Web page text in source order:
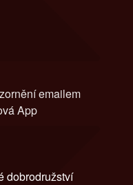
emailem
App
dobrodružství